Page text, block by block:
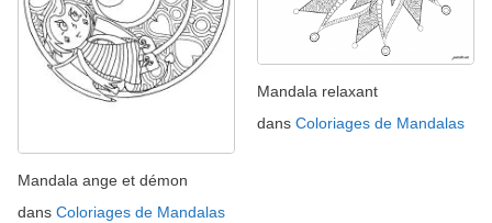
Mandala ange et démon
dans Coloriages de Mandalas
Mandala relaxant
dans Coloriages de Mandalas